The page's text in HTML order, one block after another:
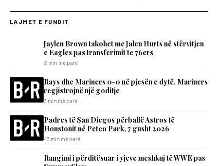
LAJMET E FUNDIT
Jaylen Brown takohet me Jalen Hurts në stërvitjen
e Eagles pas transferimit te 76ers
2 min më parë
Rays dhe Mariners 0-0 në pjesën e dytë, Mariners
regjistrojnë një goditje
3 min më parë
Padres të San Diegos përballë Astros të
Houstonit në Petco Park, 7 gusht 2026
43 min më parë
Rangimi i përditësuar i yjeve meshkuj të WWE pas